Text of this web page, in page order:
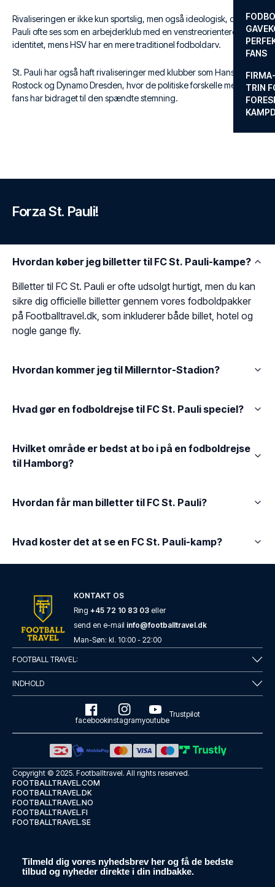
FANS
TRIN
Rivaliseringen er ikke kun sportslig, men også ideologisk, da St.
Pauli ofte ses som en arbejderklub med en venstreorienteret
identitet, mens HSV har en mere traditionel fodboldarv.
St. Pauli har også haft rivaliseringer med klubber som Hansa
Rostock og Dynamo Dresden, hvor de politiske forskelle mellem
fans har bidraget til den spændte stemning.
Forza St. Pauli!
Hvordan køber jeg billetter til FC St. Pauli-kampe?
Billetter til FC St. Pauli er ofte udsolgt hurtigt, men du kan
sikre dig officielle billetter gennem vores fodboldpakker
på Footballtravel.dk, som inkluderer både billet, hotel og
nogle gange fly.
Hvordan kommer jeg til Millerntor-Stadion?
Hvad gør en fodboldrejse til FC St. Pauli speciel?
Hvilket område er bedst at bo i på en fodboldrejse
til Hamborg?
Hvordan får man billetter til FC St. Pauli?
Hvad koster det at se en FC St. Pauli-kamp?
KONTAKT OS
Ring +45 72 10 83 03 eller
send en e-mail info@footballtravel.dk
Man-Søn: kl. 10:00 - 22:00
FOOTBALL TRAVEL:
INDHOLD
facebookinstagramyoutube
Trustpilot
Copyright © 2025. Footballtravel. All rights reserved.
FOOTBALLTRAVEL.COM
FOOTBALLTRAVEL.DK
FOOTBALLTRAVEL.NO
FOOTBALLTRAVEL.FI
FOOTBALLTRAVEL.SE
Tilmeld dig vores nyhedsbrev her og få de bedste
tilbud og nyheder direkte i din indbakke.